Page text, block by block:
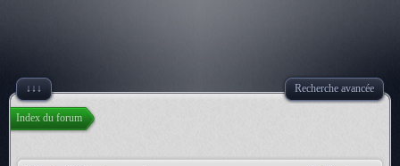
↓↓↓ Recherche avancée
Index du forum